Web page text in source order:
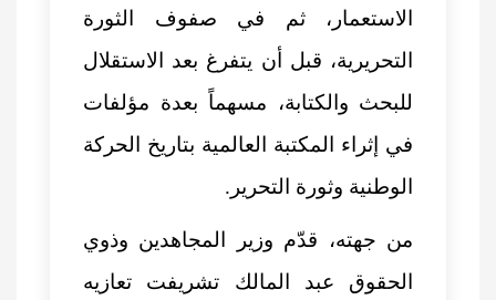
الاستعمار، ثم في صفوف الثورة
التحريرية، قبل أن يتفرغ بعد الاستقلال
للبحث والكتابة، مسهماً بعدة مؤلفات
في إثراء المكتبة العالمية بتاريخ الحركة
الوطنية وثورة التحرير.
من جهته، قدّم وزير المجاهدين وذوي
الحقوق عبد المالك تشريفت تعازيه